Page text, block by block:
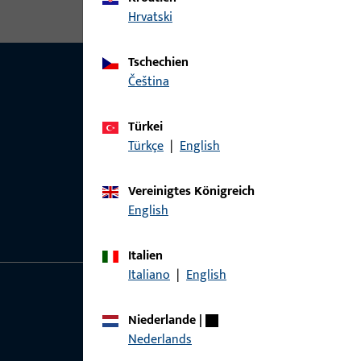
Hrvatski
Tschechien
čeština
Türkei
Türkçe | English
Vereinigtes Königreich
English
Italien
Italiano | English
Niederlande|
Nederlands
Allgemeines
Impressum